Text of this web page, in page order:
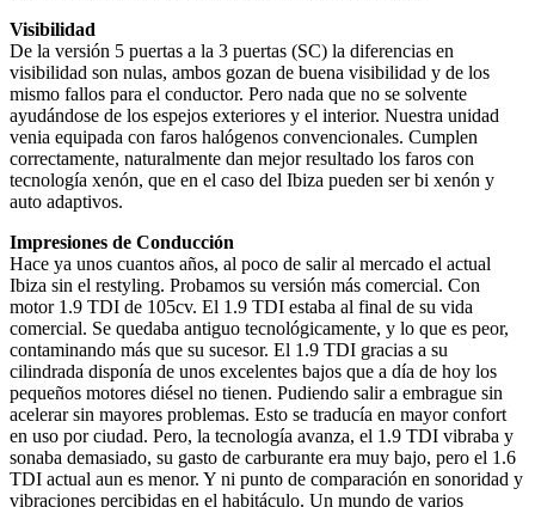
Visibilidad
De la versión 5 puertas a la 3 puertas (SC) la diferencias en
visibilidad son nulas, ambos gozan de buena visibilidad y de los
mismo fallos para el conductor. Pero nada que no se solvente
ayudándose de los espejos exteriores y el interior. Nuestra unidad
venia equipada con faros halógenos convencionales. Cumplen
correctamente, naturalmente dan mejor resultado los faros con
tecnología xenón, que en el caso del Ibiza pueden ser bi xenón y
auto adaptivos.
Impresiones de Conducción
Hace ya unos cuantos años, al poco de salir al mercado el actual
Ibiza sin el restyling. Probamos su versión más comercial. Con
motor 1.9 TDI de 105cv. El 1.9 TDI estaba al final de su vida
comercial. Se quedaba antiguo tecnológicamente, y lo que es peor,
contaminando más que su sucesor. El 1.9 TDI gracias a su
cilindrada disponía de unos excelentes bajos que a día de hoy los
pequeños motores diésel no tienen. Pudiendo salir a embrague sin
acelerar sin mayores problemas. Esto se traducía en mayor confort
en uso por ciudad. Pero, la tecnología avanza, el 1.9 TDI vibraba y
sonaba demasiado, su gasto de carburante era muy bajo, pero el 1.6
TDI actual aun es menor. Y ni punto de comparación en sonoridad y
vibraciones percibidas en el habitáculo. Un mundo de varios